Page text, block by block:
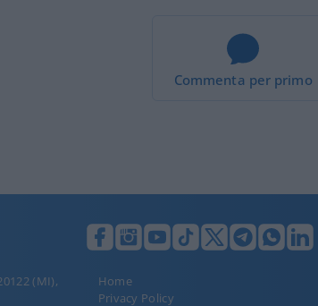
Commenta per primo
(MI),
Home
Privacy Policy